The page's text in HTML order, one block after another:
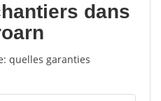
dans
quelles garanties